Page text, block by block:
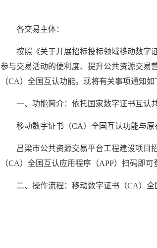
各交易主体：
按照《关于开展招标投标领域移动数字
参与交易活动的便利度、提升公共资源交易
（CA）全国互认功能。现将有关事项通知如
一、功能简介：依托国家数字证书互认
移动数字证书（CA）全国互认功能与
吕梁市公共资源交易平台工程建设项目
（CA）全国互认应用程序（APP）扫码即可
二、操作流程：移动数字证书（CA）全